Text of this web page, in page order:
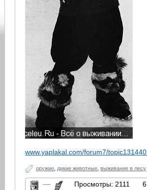
www.yaplakal.com/forum7/
оружие дикие животные ,выживание в лесу
— Просмотры: 2111